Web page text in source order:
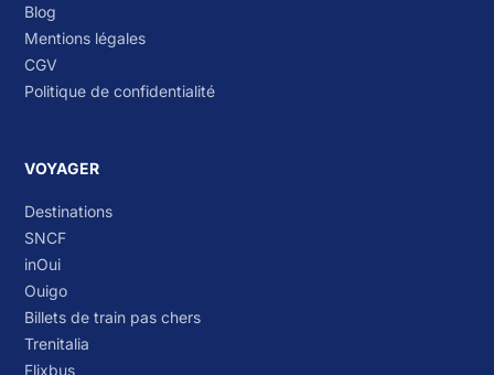
Blog
Mentions légales
CGV
Politique de confidentialité
VOYAGER
Destinations
SNCF
inOui
Ouigo
Billets de train pas chers
Trenitalia
Flixbus